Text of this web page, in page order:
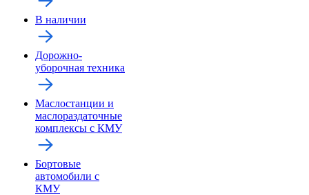
В наличии
Дорожно-
уборочная техника
Маслостанции и
маслораздаточные
комплексы с КМУ
Бортовые
автомобили с
КМУ